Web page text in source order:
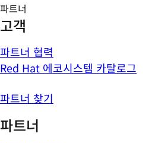
파트너
고객
파트너 협력
Red Hat 에코시스템 카탈로그
파트너 찾기
파트너